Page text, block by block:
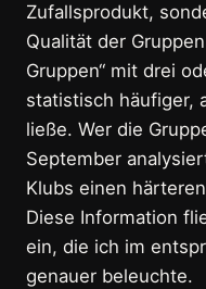
Zufallsprodukt,
Qualität der
Gruppen“ mit drei
statistisch häufiger,
ließe. Wer die
September
Klubs einen
Diese Information
ein, die ich im
genauer beleuchte.